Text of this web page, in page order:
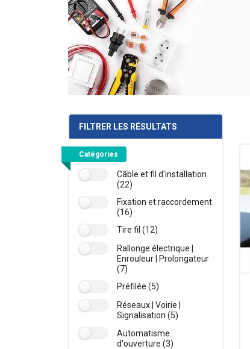
FILTRER LES RÉSULTATS
Catégories
Câble et fil d'installation
(22)
Fixation et raccordement
(16)
Tire fil (12)
Rallonge électrique |
Enrouleur | Prolongateur
(7)
Préfilée (5)
Réseaux | Voirie |
Signalisation (5)
Automatisme
d'ouverture (3)